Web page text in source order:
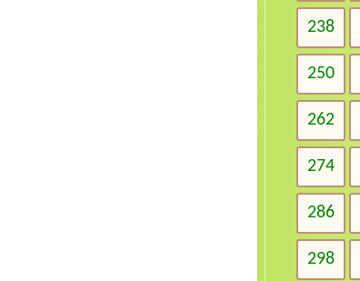
238
250
262
274
286
298